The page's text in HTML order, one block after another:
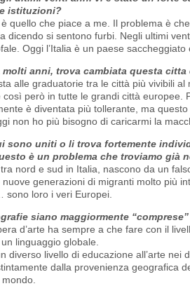
istituzioni?
è quello che piace a me. Il problema è
dicendo si sentono furbi. Negli ultimi
Oggi l’Italia è un paese
anni, trova cambiata questa
alle graduatorie tra le città più vivibili
però in tutte le grandi città
è diventata più tollerante, ma
non ho più bisogno di caricarmi la
sono uniti o li trova fortemente
è un problema che troviamo già
nord e sud in Italia, nascono da un
generazioni di migranti molto più
sono loro i veri Europei.
siano maggiormente
d’arte ha sempre a che fare con il
linguaggio globale.
diverso livello di educazione all’arte
dalla provenienza geografica